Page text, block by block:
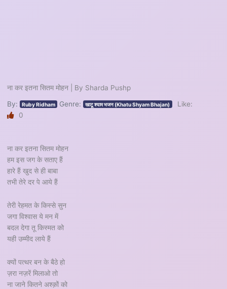
ना कर इतना सितम मोहन | By Sharda Pushp
By: Ruby Ridham Genre: खाटू श्याम भजन (Khatu Shyam Bhajan)
Like:
0
ना कर इतना सितम मोहन
हम इस जग के सताए हैं
हारे हैं खुद से ही बाबा
तभी तेरे दर पे आये हैं
तेरी रेहमत के किस्से सुन
जगा विश्वास ये मन में
बदल देगा तू किस्मत को
यही उम्मीद लाये हैं
क्यों पत्थर बन के बैठे हो
ज़रा नज़रें मिलाओ तो
ना जाने कितने अश्क़ों को